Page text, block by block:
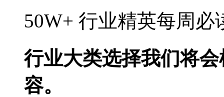
50W+ 行业精英每周
行业大类选择我们将
容。